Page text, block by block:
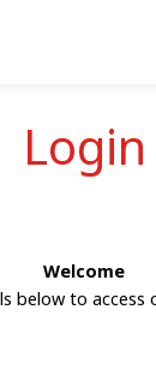
Login
Welcome
below to access